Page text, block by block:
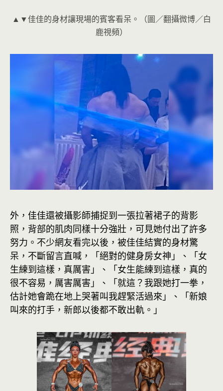
▲▼佳佳的身材讓現場的賓客看呆。（圖／翻攝微博／白
鹿視頻）
外，佳佳還被攝影師捕捉到一張拉著裙子的背影
照，背部的肌肉同樣十分強壯，可見她付出了許多
努力。不少網友看完以後，被佳佳結實的身材驚
呆，不斷留言直喊，「絕對的健身房女神」、「女
生練到這樣，真厲害」、「女生能練到這樣，真的
很不容易，厲害厲害」、「就這？我跟她打一拳，
估計她會跪在地上哭著叫我趕緊活過來」、「新娘
叫來的打手，新郎以後都不敢出軌。」